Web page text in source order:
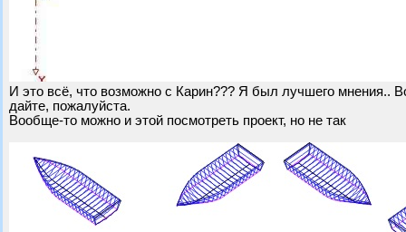
И это всё, что возможно с Карин??? Я был лучшего мнения..
дайте, пожалуйста.
Вообще-то можно и этой посмотреть проект, но не так